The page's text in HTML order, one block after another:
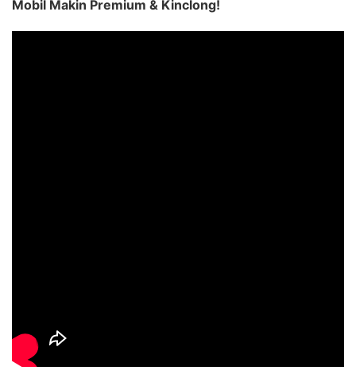
Mobil Makin Premium & Kinclong!